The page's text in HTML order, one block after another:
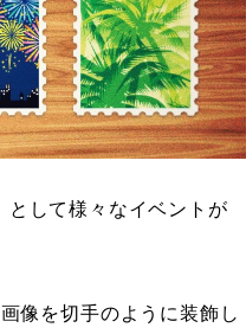
して様々なイベントが
像を切手のように装飾し